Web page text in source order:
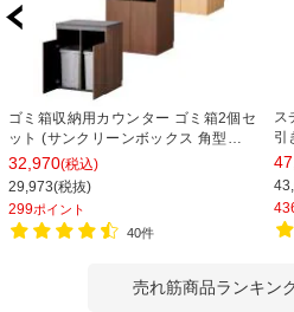
ゴミ箱収納用カウンター ゴミ箱2個セ
ット (サンクリーンボックス 角型
70Lサイズ) 木製 幅796×奥行608×高
さ950mm ダストボックス キッチン
カウンター アジャスター付き 70L 木
目調 おしゃれ
32,970(税込)
29,973(税抜)
299ポイント
40件
ス
引
ン
売れ筋商品ランキン